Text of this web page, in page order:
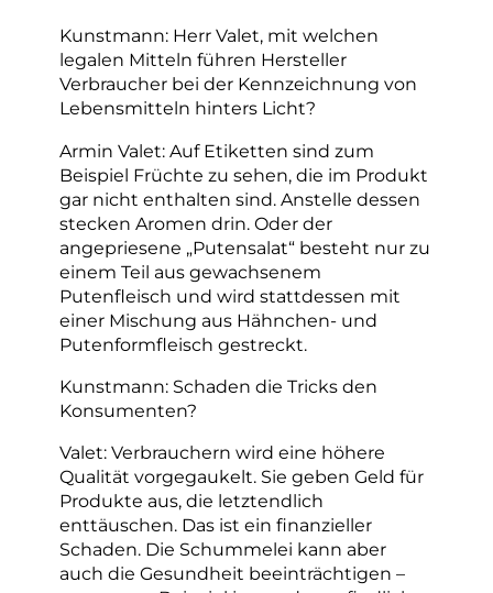
Kunstmann: Herr Valet, mit welchen
legalen Mitteln führen Hersteller
Verbraucher bei der Kennzeichnung von
Lebensmitteln hinters Licht?
Armin Valet: Auf Etiketten sind zum
Beispiel Früchte zu sehen, die im Produkt
gar nicht enthalten sind. Anstelle dessen
stecken Aromen drin. Oder der
angepriesene „Putensalat“ besteht nur zu
einem Teil aus gewachsenem
Putenfleisch und wird stattdessen mit
einer Mischung aus Hähnchen- und
Putenformfleisch gestreckt.
Kunstmann: Schaden die Tricks den
Konsumenten?
Valet: Verbrauchern wird eine höhere
Qualität vorgegaukelt. Sie geben Geld für
Produkte aus, die letztendlich
enttäuschen. Das ist ein finanzieller
Schaden. Die Schummelei kann aber
auch die Gesundheit beeinträchtigen –